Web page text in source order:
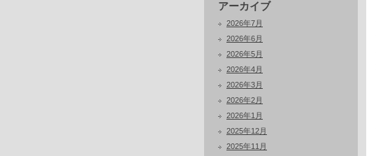
アーカイブ
2026年7月
2026年6月
2026年5月
2026年4月
2026年3月
2026年2月
2026年1月
2025年12月
2025年11月